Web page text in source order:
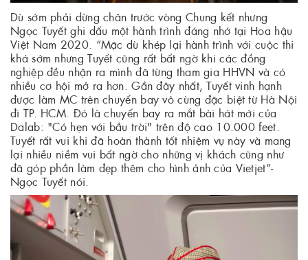
Dù sớm phải dừng chân trước vòng Chung kết nhưng
Ngọc Tuyết ghi dấu một hành trình đáng nhớ tại Hoa hậu
Việt Nam 2020. “Mặc dù khép lại hành trình với cuộc thi
khá sớm nhưng Tuyết cũng rất bất ngờ khi các đồng
nghiệp đều nhận ra mình đã từng tham gia HHVN và có
nhiều cơ hội mở ra hơn. Gần đây nhất, Tuyết vinh hạnh
được làm MC trên chuyến bay vô cùng đặc biệt từ Hà Nội
đi TP. HCM. Đó là chuyến bay ra mắt bài hát mới của
Dalab: "Có hẹn với bầu trời" trên độ cao 10.000 feet.
Tuyết rất vui khi đã hoàn thành tốt nhiệm vụ này và mang
lại nhiều niềm vui bất ngờ cho những vị khách cũng như
đã góp phần làm đẹp thêm cho hình ảnh của Vietjet”-
Ngọc Tuyết nói.